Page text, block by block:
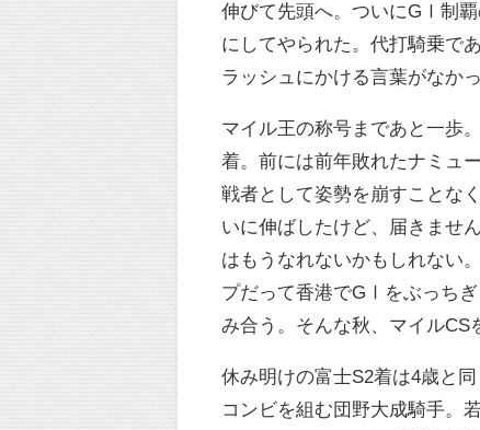
伸びて先頭へ。ついにGⅠ制
にしてやられた。代打騎乗で
ラッシュにかける言葉がなか
マイル王の称号まであと一歩
着。前には前年敗れたナミュ
戦者として姿勢を崩すことな
いに伸ばしたけど、届きませ
はもうなれないかもしれない
プだって香港でGⅠをぶっち
み合う。そんな秋、マイルCS
休み明けの富士S2着は4歳と
コンビを組む団野大成騎手。